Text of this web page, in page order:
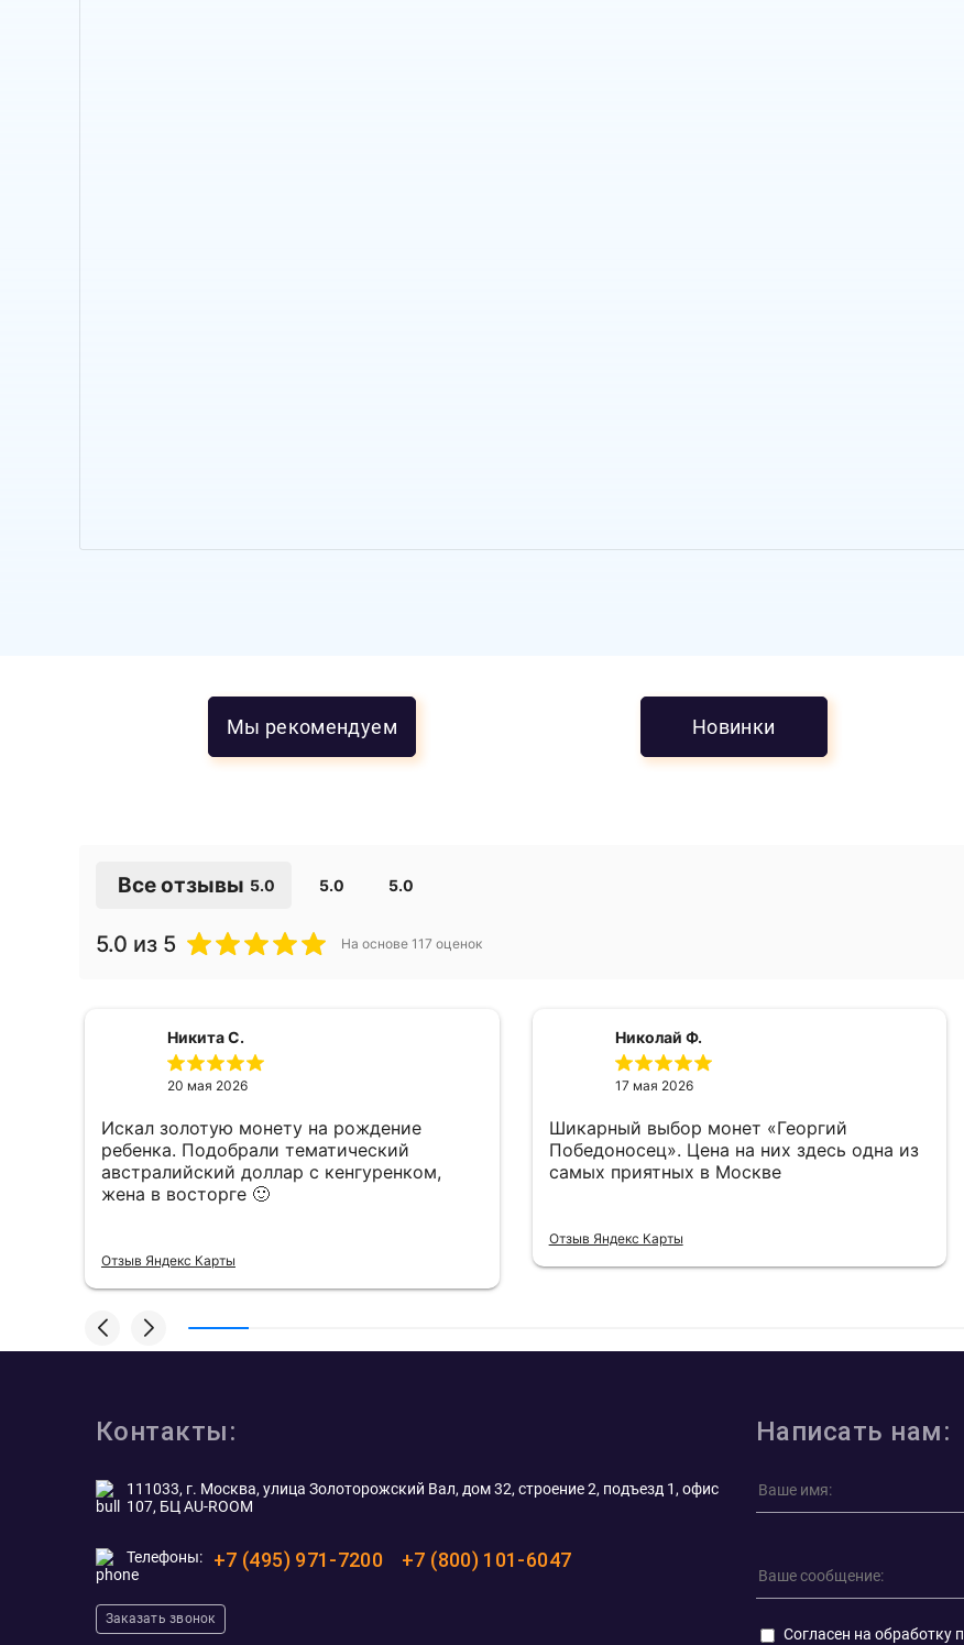
Мы рекомендуем Новинки
Все отзывы 5.0
5.0 из 5 На основе 117 оценок
Никита С.
20 мая 2026
Искал золотую монету на рождение
ребенка. Подобрали тематический
австралийский доллар с кенгуренком,
жена в восторге 🙂
Отзыв Яндекс Карты
Николай Ф.
17 мая 2026
Шикарный выбор монет «Георгий
Победоносец». Цена на них здесь одна из
самых приятных в Москве
Отзыв Яндекс Карты
Контакты:
111033, г. Москва, улица Золоторожский Вал, дом 32, строение 2, подъезд 1, офис
107, БЦ AU-ROOM
Телефоны: +7 (495) 971-7200 +7 (800) 101-6047
Заказать звонок
Написать нам:
Согласен на обработку